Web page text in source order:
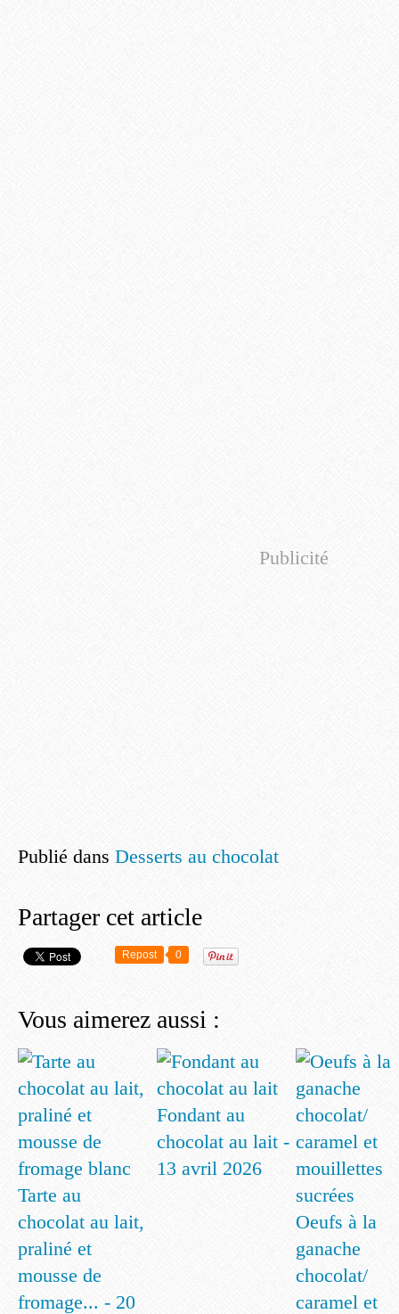
Publicité
Publié dans Desserts au chocolat
Partager cet article
Repost 0
Vous aimerez aussi :
Tarte au
chocolat au lait,
praliné et
mousse de
fromage... - 20
Fondant au
chocolat au lait -
13 avril 2026
Oeufs à la
ganache
chocolat/
caramel et